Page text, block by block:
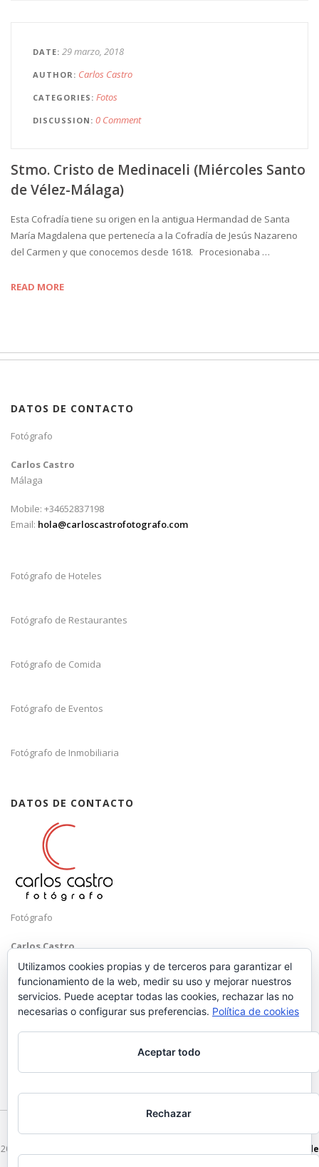
DATE 29 marzo, 2018
AUTHOR Carlos Castro
CATEGORIES Fotos
DISCUSSION 0 Comment
Stmo. Cristo de Medinaceli (Miércoles Santo
de Vélez-Málaga)
Esta Cofradía tiene su origen en la antigua Hermandad de Santa
María Magdalena que pertenecía a la Cofradía de Jesús Nazareno
del Carmen y que conocemos desde 1618. Procesionaba …
READ MORE
DATOS DE CONTACTO
Fotógrafo
Carlos Castro
Málaga
Mobile: +34652837198
Email: hola@carloscastrofotografo.com
Fotógrafo de Hoteles
Fotógrafo de Restaurantes
Fotógrafo de Comida
Fotógrafo de Eventos
Fotógrafo de Inmobiliaria
DATOS DE CONTACTO
Fotógrafo
Carlos Castro
Málaga
Mobile: +34 652 83 71 98
hola@carloscastrofotografo.com
2026 © Carlos Castro Fotógrafo - hola@carloscastrofotografo.com -
Vídeo de
Utilizamos cookies propias y de terceros para garantizar el
funcionamiento de la web, medir su uso y mejorar nuestros
servicios. Puede aceptar todas las cookies, rechazar las no
necesarias o configurar sus preferencias. Política de cookies
Aceptar todo
Rechazar